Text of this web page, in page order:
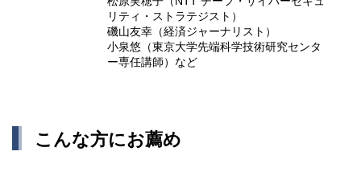
リティ・ストラテジスト）
磯山友幸（経済ジャーナリスト）
小泉悠（東京大学先端科学技術研究センタ
ー専任講師）など
こんな方にお薦め